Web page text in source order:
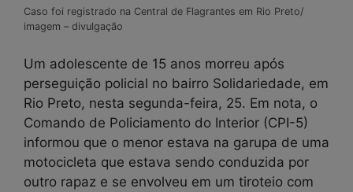
Caso foi registrado na Central de Flagrantes em Rio Preto/
imagem – divulgação
Um adolescente de 15 anos morreu após
perseguição policial no bairro Solidariedade, em
Rio Preto, nesta segunda-feira, 25. Em nota, o
Comando de Policiamento do Interior (CPI-5)
informou que o menor estava na garupa de uma
motocicleta que estava sendo conduzida por
outro rapaz e se envolveu em um tiroteio com